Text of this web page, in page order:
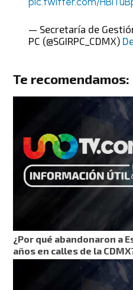
— Secretaría de
PC (@SGIRPC_CDMX)
Te recomendamos:
¿Por qué abandonaron a
años en calles de la